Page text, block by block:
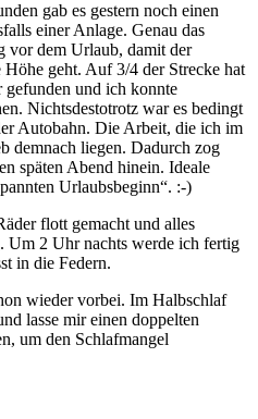
gab es gestern noch einen
einer Anlage. Genau das
vor dem Urlaub, damit der
geht. Auf 3/4 der Strecke hat
und ich konnte
Nichtsdestotrotz war es bedingt
Autobahn. Die Arbeit, die ich im
demnach liegen. Dadurch zog
späten Abend hinein. Ideale
Urlaubsbeginn“. :-)
flott gemacht und alles
Um 2 Uhr nachts werde ich fertig
in die Federn.
wieder vorbei. Im Halbschlaf
lasse mir einen doppelten
um den Schlafmangel